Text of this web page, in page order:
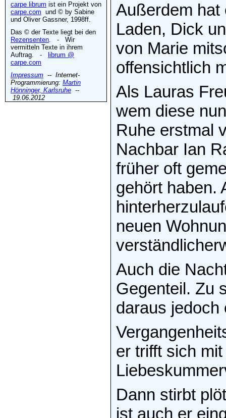
Außerdem hat
Laden, Dick
von Marie
offensichtlich
Als Lauras
wem diese
Ruhe erstmal
Nachbar Ian
früher oft
gehört haben.
neuen
Auch die
Gegenteil. Zu
daraus jedoch
er trifft sich
Dann stirbt
ist auch er
carpe librum ist ein Projekt von
carpe.com und © by Sabine
und Oliver Gassner, 1998ff.
Das © der Texte liegt bei den
Rezensenten. - Wir
vermitteln Texte in ihrem
Auftrag. -
librum @
carpe.com
Impressum -- Internet-
Programmierung: Martin
Hönninger, Karlsruhe --
19.06.2012